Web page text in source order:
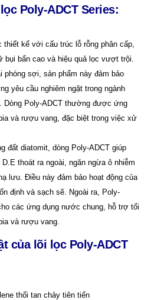
Poly-ADCT Series:
thiết kế với cấu trúc lỗ rỗng phân cấp,
bụi bẩn cao và hiệu quả lọc vượt trội.
phóng sợi, sản phẩm này đảm bảo
yêu cầu nghiêm ngặt trong ngành
Dòng Poly-ADCT thường được ứng
và rượu vang, đặc biệt trong việc xử
đất diatomit, dòng Poly-ADCT giúp
thoát ra ngoài, ngăn ngừa ô nhiễm
lưu. Điều này đảm bảo hoạt động của
định và sạch sẽ. Ngoài ra, Poly-
các ứng dụng nước chung, hỗ trợ tối
và rượu vang.
của lõi lọc Poly-ADCT
thổi tan chảy tiên tiến